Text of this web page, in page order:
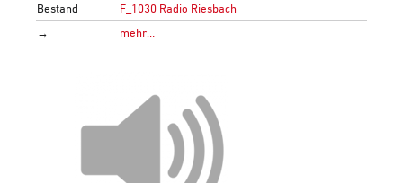
Bestand
F_1030 Radio Riesbach
→
mehr…